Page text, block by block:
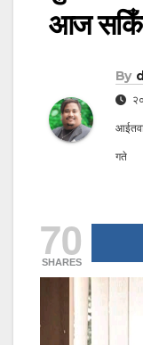
आज
By
गते
70
SHARES